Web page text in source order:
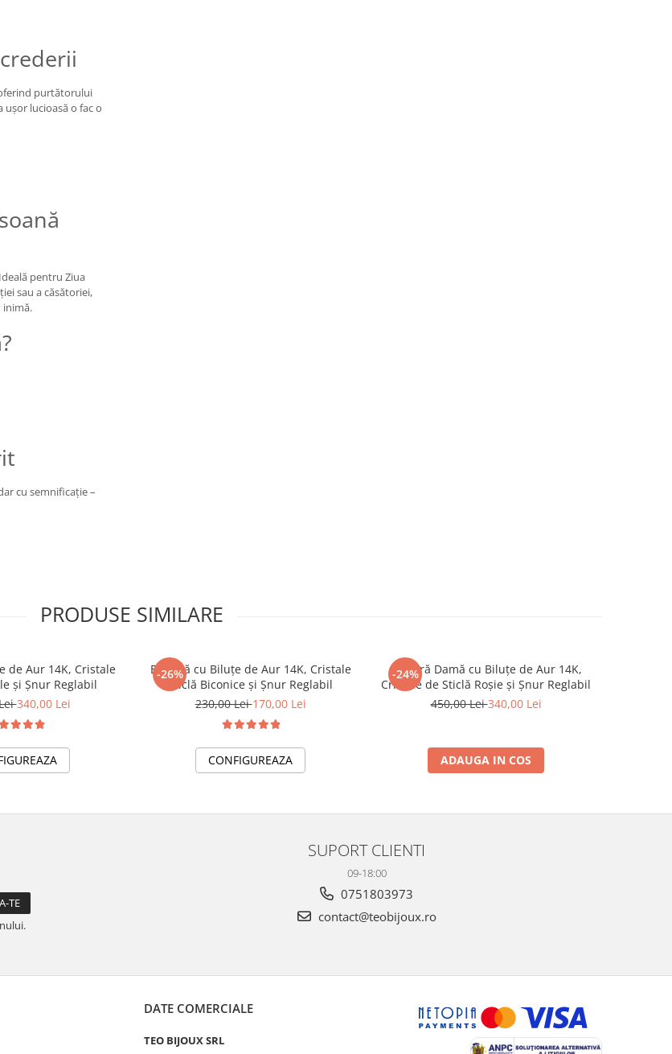
purtătorului
lucioasă o fac o
pentru Ziua
sau a căsătoriei,
inimă.
cu semnificație –
PRODUSE SIMILARE
de Aur 14K, Cristale
și Șnur Reglabil
340,00 Lei
-26%
Brățară cu Biluțe de Aur 14K, Cristale
Sticlă Biconice și Șnur Reglabil
230,00 Lei170,00 Lei
CONFIGUREAZA
-24%
Brățară Damă cu Biluțe de Aur 14K,
Cristale de Sticlă Roșie și Șnur Reglabil
450,00 Lei340,00 Lei
ADAUGA IN COS
SUPORT CLIENTI
09-18:00
0751803973
contact@teobijoux.ro
DATE COMERCIALE
TEO BIJOUX SRL